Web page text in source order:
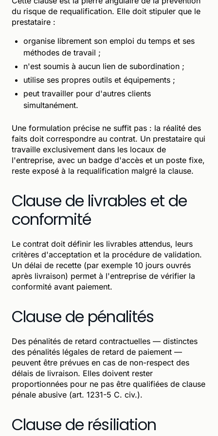
du risque de requalification. Elle doit stipuler que le
prestataire :
organise librement son emploi du temps et ses
méthodes de travail ;
n'est soumis à aucun lien de subordination ;
utilise ses propres outils et équipements ;
peut travailler pour d'autres clients
simultanément.
Une formulation précise ne suffit pas : la réalité des
faits doit correspondre au contrat. Un prestataire qui
travaille exclusivement dans les locaux de
l'entreprise, avec un badge d'accès et un poste fixe,
reste exposé à la requalification malgré la clause.
Clause de livrables et de
conformité
Le contrat doit définir les livrables attendus, leurs
critères d'acceptation et la procédure de validation.
Un délai de recette (par exemple 10 jours ouvrés
après livraison) permet à l'entreprise de vérifier la
conformité avant paiement.
Clause de pénalités
Des pénalités de retard contractuelles — distinctes
des pénalités légales de retard de paiement —
peuvent être prévues en cas de non-respect des
délais de livraison. Elles doivent rester
proportionnées pour ne pas être qualifiées de clause
pénale abusive (art. 1231-5 C. civ.).
Clause de résiliation